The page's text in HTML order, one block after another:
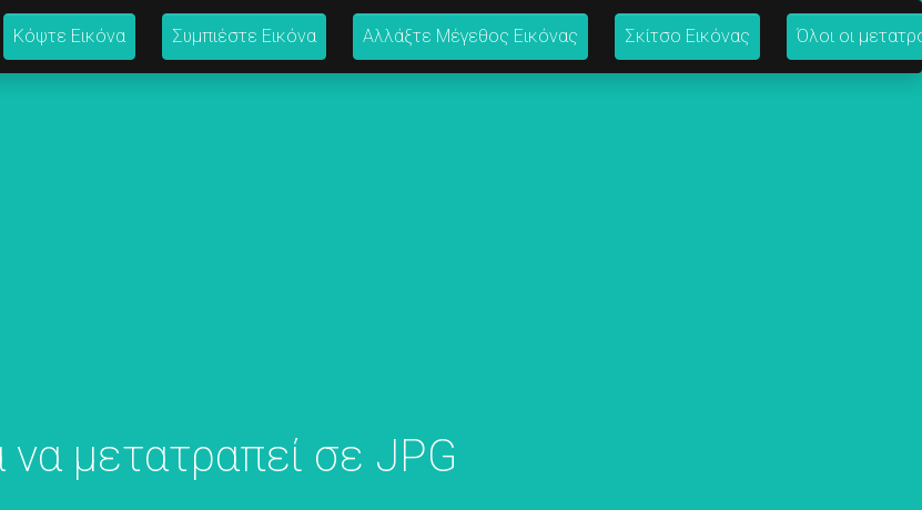
Κόψτε Εικόνα Συμπιέστε Εικόνα Αλλάξτε Μέγεθος Εικόνας Σκίτσο Εικόνας Όλοι οι
να μετατραπεί σε JPG